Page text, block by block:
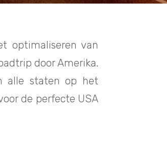
optimaliseren van
door Amerika.
alle staten op het
de perfecte USA